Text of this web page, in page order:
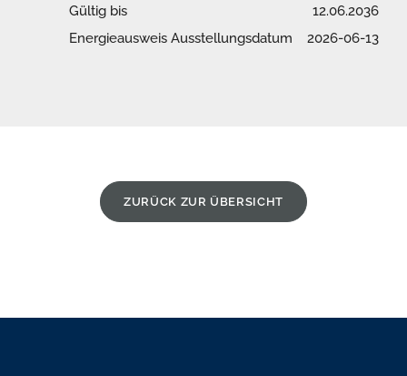
Gültig bis
12.06.2036
Energieausweis Ausstellungsdatum
2026-06-13
ZURÜCK ZUR ÜBERSICHT